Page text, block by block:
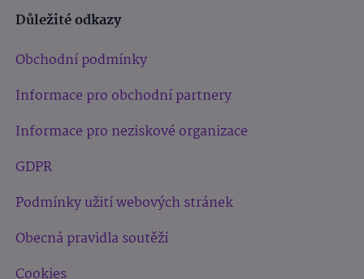
Důležité odkazy
Obchodní podmínky
Informace pro obchodní partnery
Informace pro neziskové organizace
GDPR
Podmínky užití webových stránek
Obecná pravidla soutěží